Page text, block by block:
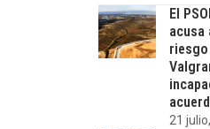
El
acusa
riesgo
21